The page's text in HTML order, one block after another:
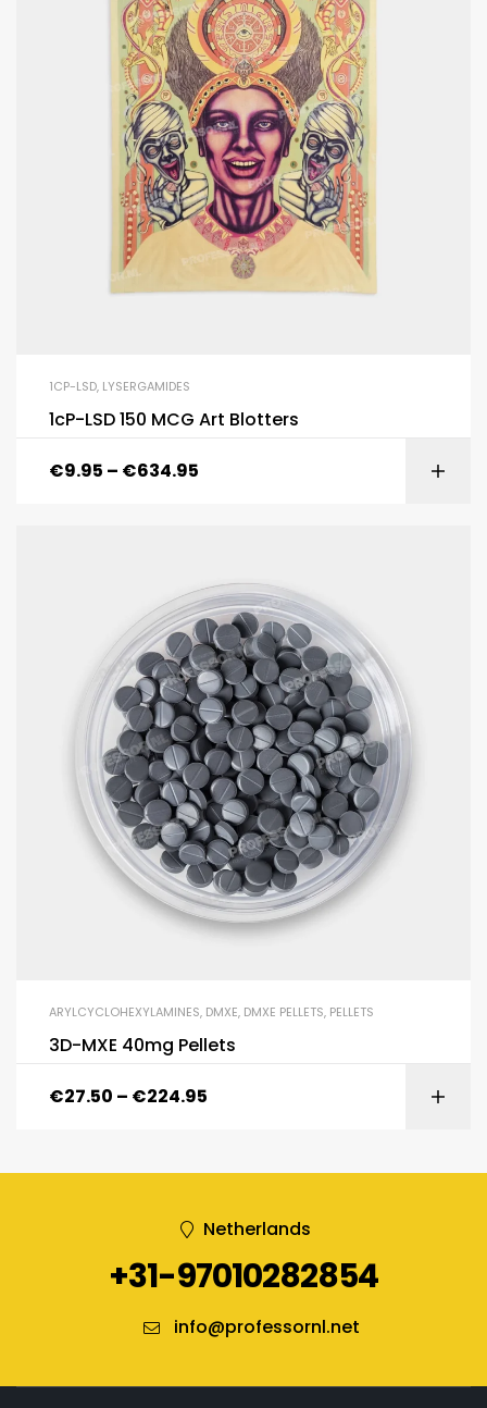
1CP-LSD, LYSERGAMIDES
1cP-LSD 150 MCG Art Blotters
€9.95 – €634.95
ARYLCYCLOHEXYLAMINES, DMXE, DMXE PELLETS, PELLETS
3D-MXE 40mg Pellets
€27.50 – €224.95
Netherlands
+31-97010282854
info@professornl.net